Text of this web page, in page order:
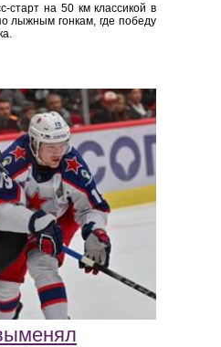
старт на 50 км классикой в
лыжным гонкам, где победу